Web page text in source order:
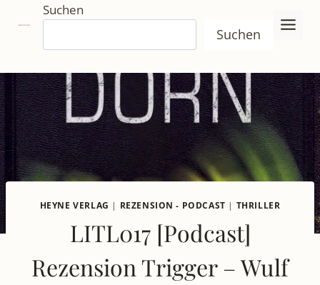
Inhalt
springen
Suchen
Suchen
HEYNE VERLAG | REZENSION - PODCAST | THRILLER
LITL017 [Podcast]
Rezension Trigger – Wulf